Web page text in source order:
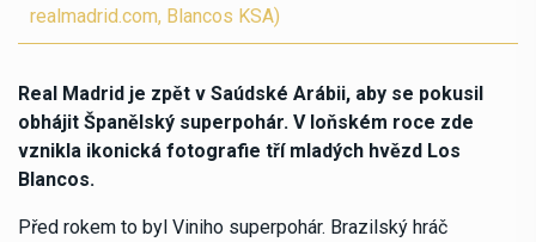
realmadrid.com, Blancos KSA)
Real Madrid je zpět v Saúdské Arábii, aby se pokusil
obhájit Španělský superpohár. V loňském roce zde
vznikla ikonická fotografie tří mladých hvězd Los
Blancos.
Před rokem to byl Viniho superpohár. Brazilský hráč